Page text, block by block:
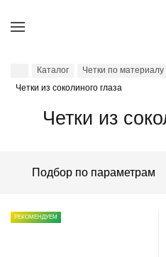
Каталог Четки по материалу
Четки из соколиного глаза
Четки из
Подбор по параметрам
РЕКОМЕНДУЕМ